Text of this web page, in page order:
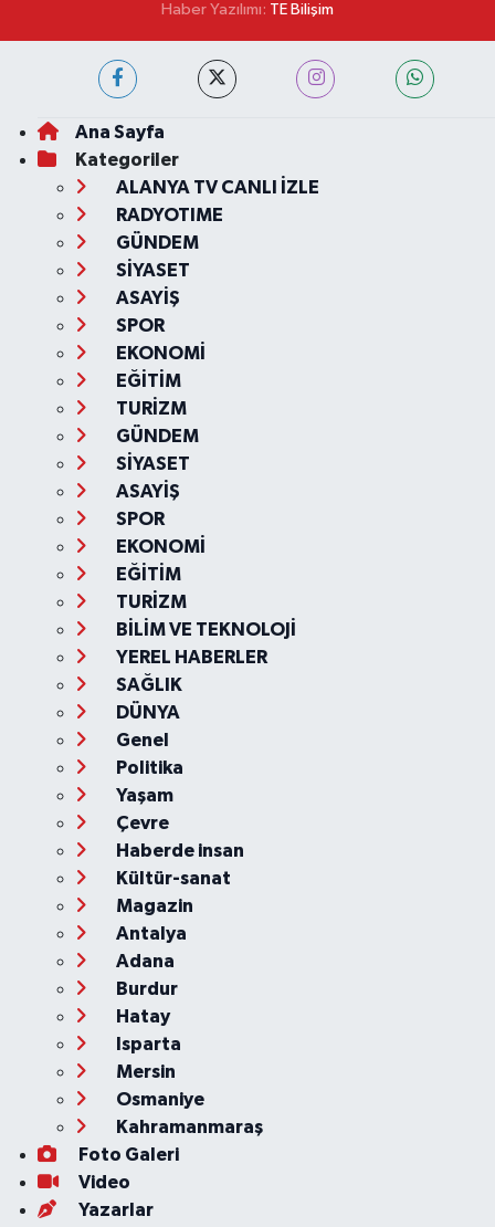
Haber Yazılımı: TE Bilişim
Ana Sayfa
Kategoriler
ALANYA TV CANLI İZLE
RADYOTIME
GÜNDEM
SİYASET
ASAYİŞ
SPOR
EKONOMİ
EĞİTİM
TURİZM
GÜNDEM
SİYASET
ASAYİŞ
SPOR
EKONOMİ
EĞİTİM
TURİZM
BİLİM VE TEKNOLOJİ
YEREL HABERLER
SAĞLIK
DÜNYA
Genel
Politika
Yaşam
Çevre
Haberde insan
Kültür-sanat
Magazin
Antalya
Adana
Burdur
Hatay
Isparta
Mersin
Osmaniye
Kahramanmaraş
Foto Galeri
Video
Yazarlar